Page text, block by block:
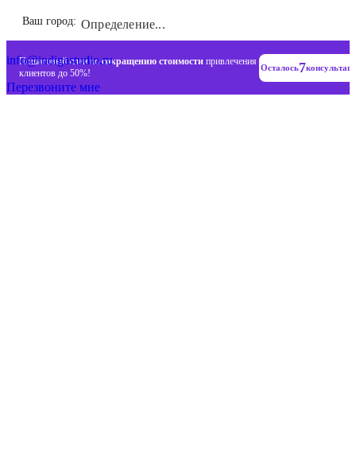
Ваш город: Определение...
Пошаговый план посокращению стоимости привлечения
клиентов до 50%!
Осталось7
+7 (993) 477-18-57
info@indigastudio.ru
Перезвоните мне